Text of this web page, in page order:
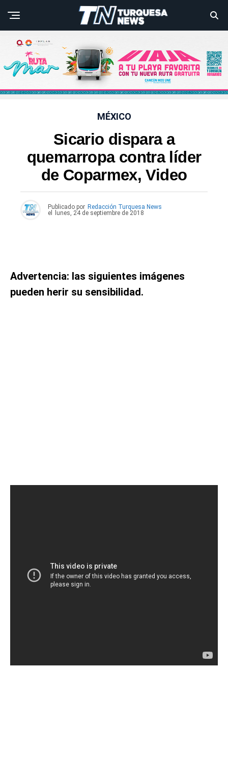
MÉXICO
Sicario dispara a
quemarropa contra líder
de Coparmex, Video
Publicado por Redacción Turquesa News
el
lunes, 24 de septiembre de 2018
Advertencia: las siguientes imágenes
pueden herir su sensibilidad.